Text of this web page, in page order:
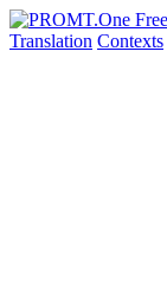
Translation Contexts